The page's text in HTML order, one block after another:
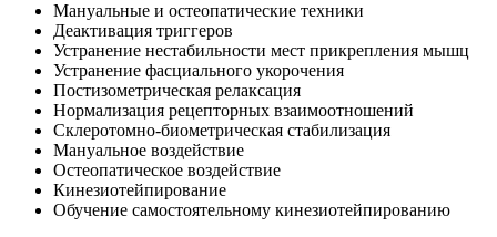
Мануальные и остеопатические техники
Деактивация триггеров
Устранение нестабильности мест прикрепления мышц
Устранение фасциального укорочения
Постизометрическая релаксация
Нормализация рецепторных взаимоотношений
Склеротомно-биометрическая стабилизация
Мануальное воздействие
Остеопатическое воздействие
Кинезиотейпирование
Обучение самостоятельному кинезиотейпированию